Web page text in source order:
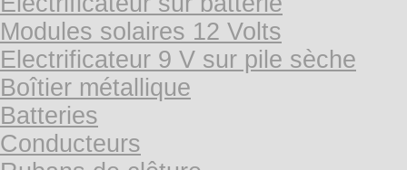
Modules solaires 12 Volts
Electrificateur 9 V sur pile sèche
Boîtier métallique
Batteries
Conducteurs